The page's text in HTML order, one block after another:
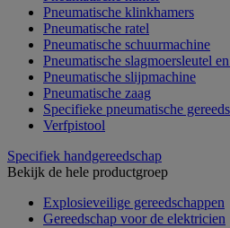
Pneumatische klinkhamers
Pneumatische ratel
Pneumatische schuurmachine
Pneumatische slagmoersleutel
Pneumatische slijpmachine
Pneumatische zaag
Specifieke pneumatische
Verfpistool
Specifiek handgereedschap
Bekijk de hele productgroep
Explosieveilige gereedschappen
Gereedschap voor de elektricien